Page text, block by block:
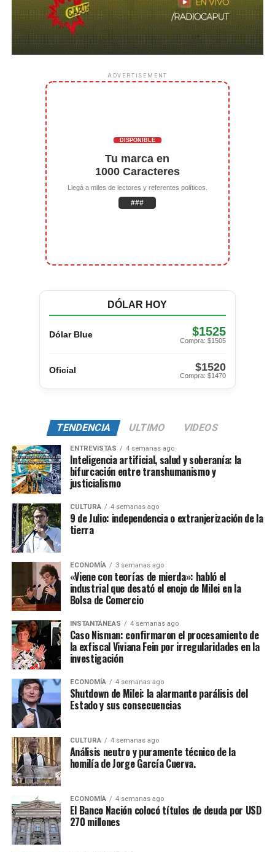
ADVERTISEMENT
DISPONIBLE
Tu marca en
1000 Caracteres
Llegá a miles de lectores y referentes políticos.
###
DÓLAR HOY
Dólar Blue $1525
Compra: $1505
Oficial $1520
Compra: $1470
TENDENCIA ULTIMO VIDEOS
ENTREVISTAS 4 semanas ago
Inteligencia artificial, salud y soberanía: la
bifurcación entre transhumanismo y
justicialismo
CULTURA 4 semanas ago
9 de Julio: independencia o extranjerización de la
tierra
ECONOMÍA 3 semanas ago
«Viene con teorías de mierda»: habló el
industrial que desató el enojo de Milei en la
Bolsa de Comercio
INSTANTÁNEAS 4 semanas ago
Caso Nisman: confirmaron el procesamiento de
la exfiscal Viviana Fein por irregularidades en la
investigación
ECONOMÍA 4 semanas ago
Shutdown de Milei: la alarmante parálisis del
Estado y sus consecuencias
CULTURA 4 semanas ago
Análisis neutro y puramente técnico de la
homilía de Jorge García Cuerva.
ECONOMÍA 4 semanas ago
El Banco Nación colocó títulos de deuda por USD
270 millones